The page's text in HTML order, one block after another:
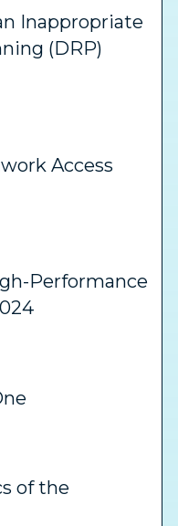
Inappropriate
(DRP)
Access
Performance
of the